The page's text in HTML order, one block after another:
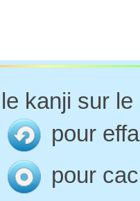
kanji sur
pour
pour